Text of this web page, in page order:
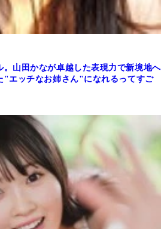
。山田かなが卓越した表現力で新境地へ
"エッチなお姉さん"になれるってすご